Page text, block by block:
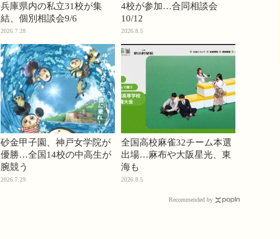
兵庫県内の私立31校が集
結、個別相談会9/6
2026.7.28
4校が参加…合同相談会
10/12
2026.8.5
砂金甲子園、神戸女学院が
優勝…全国14校の中高生が
腕競う
2026.7.29
全国高校麻雀32チーム本選
出場…麻布や大阪星光、東
海も
2026.8.5
Recommended by